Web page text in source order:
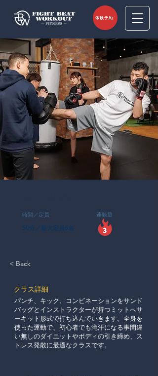
体験予約
時間／定員
50分／最大定員6名
運動量
< Back
​クラス詳細
パンチ、キック、コンビネーションをサンド
バッグとインストラクターが持つミットへサ
ーキット形式で打ち込んでいきます。全身を
使った運動で、初心者でも滝汗になる事間違
い無しのダイエットやボディの引き締め、ス
トレス発散に最適なクラスです。